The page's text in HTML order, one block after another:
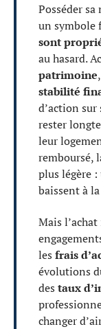
Posséder
un symbole
sont
au hasard.
patrimoine
stabilité
d’action
rester
leur
remboursé,
plus légère
baissent à
Mais
les frais
évolutions
des taux
changer